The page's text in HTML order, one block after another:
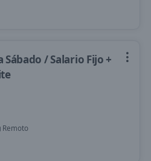
/ Salario Fijo +
Remoto